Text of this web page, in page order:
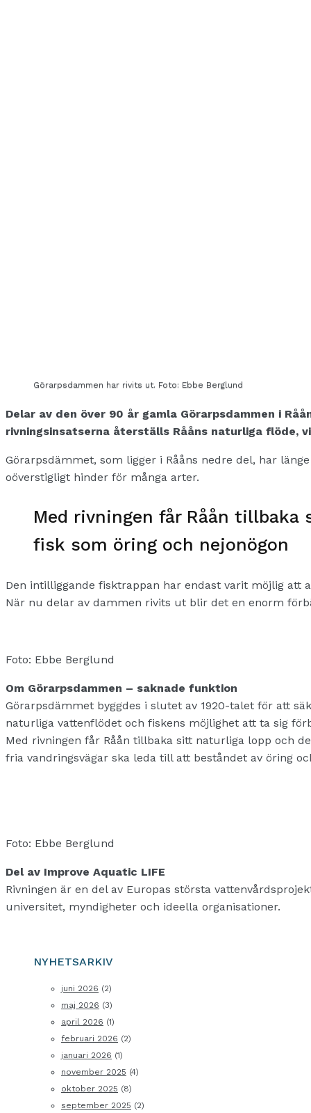
Görarpsdammen har rivits ut. Foto: Ebbe Berglund
Delar av den över 90 år gamla Görarpsdammen i
rivningsinsatserna återställs Rååns naturliga flöde,
Görarpsdämmet, som ligger i Rååns nedre del, har
oöverstigligt hinder för många arter.
Med rivningen får Råån
fisk som öring och nejonögon
Den intilliggande fisktrappan har endast varit möjlig att
När nu delar av dammen rivits ut blir det en enorm
Foto: Ebbe Berglund
Om Görarpsdammen – saknade funktion
Görarpsdämmet byggdes i slutet av 1920-talet för att
naturliga vattenflödet och fiskens möjlighet att ta sig
Med rivningen får Råån tillbaka sitt naturliga lopp och
fria vandringsvägar ska leda till att beståndet av öring
Foto: Ebbe Berglund
Del av Improve Aquatic LIFE
Rivningen är en del av Europas största
universitet, myndigheter och ideella organisationer.
NYHETSARKIV
juni 2026 (2)
maj 2026 (3)
april 2026 (1)
februari 2026 (2)
januari 2026 (1)
november 2025 (4)
oktober 2025 (8)
september 2025 (2)